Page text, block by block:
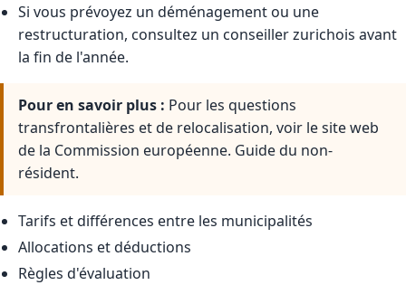
Si vous prévoyez un déménagement ou une
restructuration, consultez un conseiller zurichois avant
la fin de l'année.
Pour en savoir plus : Pour les questions
transfrontalières et de relocalisation, voir le site web
de la Commission européenne. Guide du non-
résident.
Tarifs et différences entre les municipalités
Allocations et déductions
Règles d'évaluation